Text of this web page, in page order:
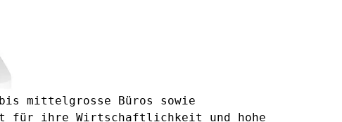
mittelgrosse Büros sowie
für ihre Wirtschaftlichkeit und hohe